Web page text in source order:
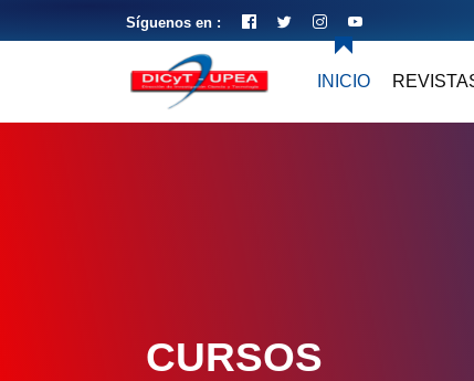
Síguenos en :
INICIO
CURSOS